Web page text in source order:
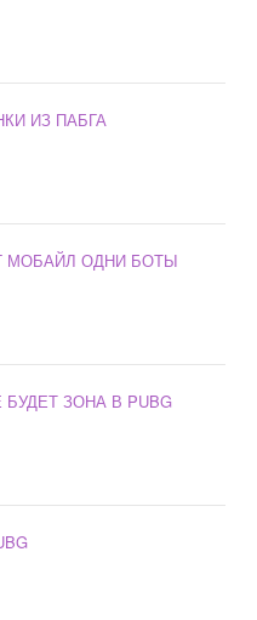
ИЗ ПАБГА
МОБАЙЛ ОДНИ БОТЫ
БУДЕТ ЗОНА В PUBG